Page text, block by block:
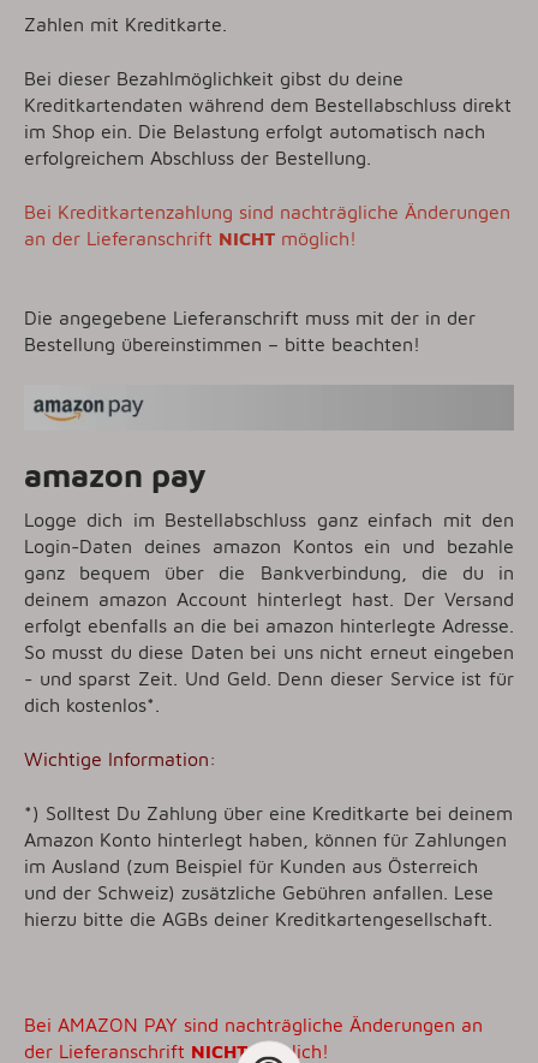
Zahlen mit Kreditkarte.
Bei dieser Bezahlmöglichkeit gibst du deine
Kreditkartendaten während dem Bestellabschluss direkt
im Shop ein. Die Belastung erfolgt automatisch nach
erfolgreichem Abschluss der Bestellung.
Bei Kreditkartenzahlung sind nachträgliche Änderungen
an der Lieferanschrift NICHT möglich!
Die angegebene Lieferanschrift muss mit der in der
Bestellung übereinstimmen – bitte beachten!
amazon pay
Logge dich im Bestellabschluss ganz einfach mit den
Login-Daten deines amazon Kontos ein und bezahle
ganz bequem über die Bankverbindung, die du in
deinem amazon Account hinterlegt hast. Der Versand
erfolgt ebenfalls an die bei amazon hinterlegte Adresse.
So musst du diese Daten bei uns nicht erneut eingeben
- und sparst Zeit. Und Geld. Denn dieser Service ist für
dich kostenlos*.
Wichtige Information:
*) Solltest Du Zahlung über eine Kreditkarte bei deinem
Amazon Konto hinterlegt haben, können für Zahlungen
im Ausland (zum Beispiel für Kunden aus Österreich
und der Schweiz) zusätzliche Gebühren anfallen. Lese
hierzu bitte die AGBs deiner Kreditkartengesellschaft.
Bei AMAZON PAY sind nachträgliche Änderungen an
der Lieferanschrift NICHTmöglich!